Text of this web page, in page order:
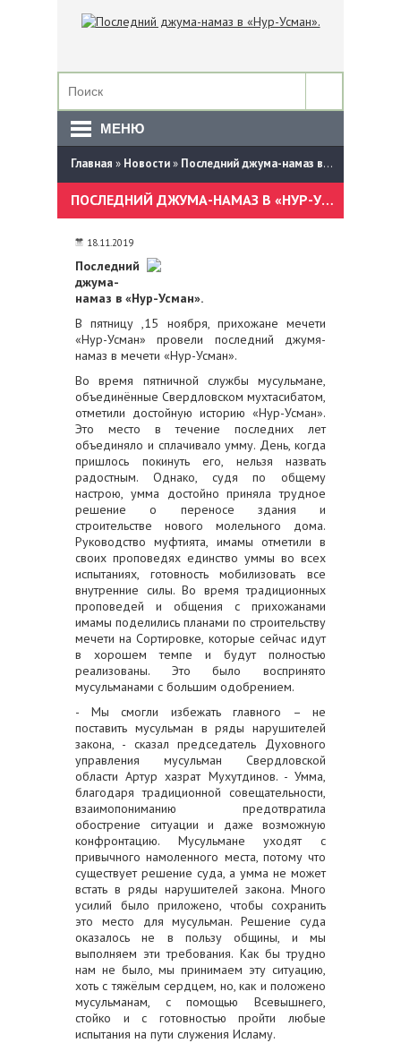
МЕНЮ
Главная » Новости» Последний джума-намаз в «Нур-Усман».
ПОСЛЕДНИЙ ДЖУМА-НАМАЗ В «НУР-УСМАН».
18.11.2019
Последний
джума-
намаз в «Нур-Усман».
В пятницу ,15 ноября, прихожане мечети
«Нур-Усман» провели последний джумя-
намаз в мечети «Нур-Усман».
Во время пятничной службы мусульмане,
объединённые Свердловском мухтасибатом,
отметили достойную историю «Нур-Усман».
Это место в течение последних лет
объединяло и сплачивало умму. День, когда
пришлось покинуть его, нельзя назвать
радостным. Однако, судя по общему
настрою, умма достойно приняла трудное
решение о переносе здания и
строительстве нового молельного дома.
Руководство муфтията, имамы отметили в
своих проповедях единство уммы во всех
испытаниях, готовность мобилизовать все
внутренние силы. Во время традиционных
проповедей и общения с прихожанами
имамы поделились планами по строительству
мечети на Сортировке, которые сейчас идут
в хорошем темпе и будут полностью
реализованы. Это было воспринято
мусульманами с большим одобрением.
- Мы смогли избежать главного – не
поставить мусульман в ряды нарушителей
закона, - сказал председатель Духовного
управления мусульман Свердловской
области Артур хазрат Мухутдинов. - Умма,
благодаря традиционной совещательности,
взаимопониманию предотвратила
обострение ситуации и даже возможную
конфронтацию. Мусульмане уходят с
привычного намоленного места, потому что
существует решение суда, а умма не может
встать в ряды нарушителей закона. Много
усилий было приложено, чтобы сохранить
это место для мусульман. Решение суда
оказалось не в пользу общины, и мы
выполняем эти требования. Как бы трудно
нам не было, мы принимаем эту ситуацию,
хоть с тяжёлым сердцем, но, как и положено
мусульманам, с помощью Всевышнего,
стойко и с готовностью пройти любые
испытания на пути служения Исламу.